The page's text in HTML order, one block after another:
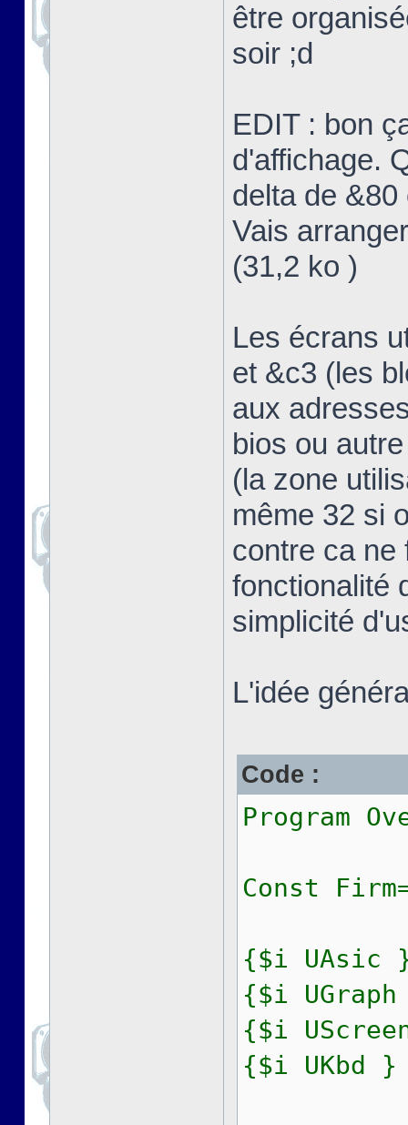
être
soir ;d
EDIT : bon
d'affichage.
delta de
Vais
(31,2 ko )
Les écrans
et &c3 (les
aux
bios ou
(la zone
même 32 si
contre ca ne
fonctionalité
simplicité
L'idée
Code :
Program
Const
{$i UAsic
{$i
{$i
{$i UKbd }